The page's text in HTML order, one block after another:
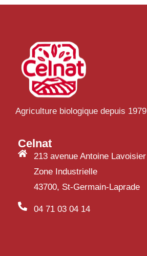
Agriculture biologique depuis 1979
Celnat
213 avenue Antoine Lavoisier
Zone Industrielle
43700, St-Germain-Laprade
04 71 03 04 14